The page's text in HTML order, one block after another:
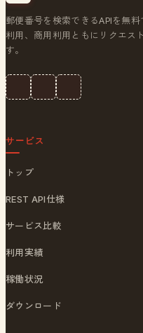
郵便番号を検索できるAPIを無
利用、商用利用ともにリクエス
す。
サービス
トップ
REST API仕様
サービス比較
利用実績
稼働状況
ダウンロード